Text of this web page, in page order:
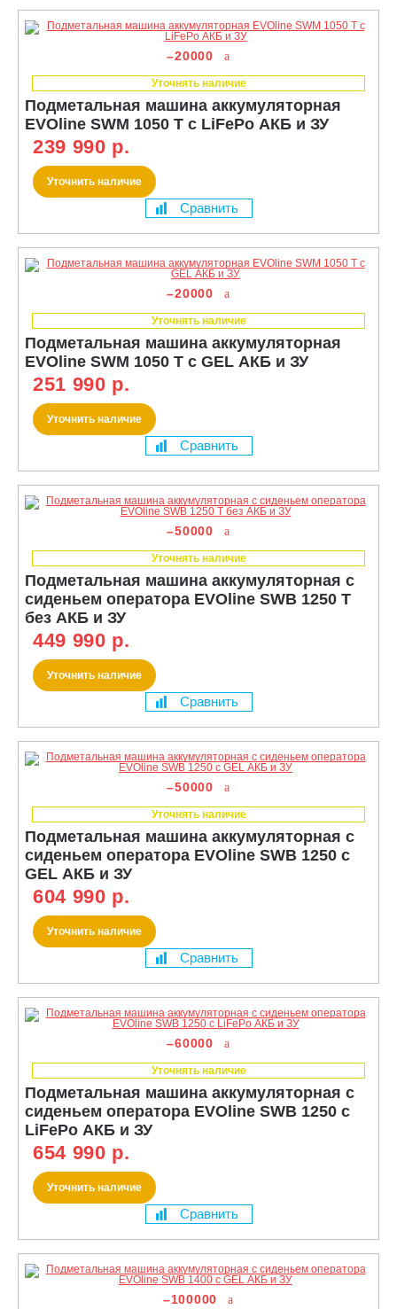
–20000
Уточнять наличие
Подметальная машина аккумуляторная
EVOline SWM 1050 T с LiFePo АКБ и ЗУ
239 990 р.
Уточнить наличие
Сравнить
–20000
Уточнять наличие
Подметальная машина аккумуляторная
EVOline SWM 1050 T с GEL АКБ и ЗУ
251 990 р.
Уточнить наличие
Сравнить
–50000
Уточнять наличие
Подметальная машина аккумуляторная с
сиденьем оператора EVOline SWB 1250 T
без АКБ и ЗУ
449 990 р.
Уточнить наличие
Сравнить
–50000
Уточнять наличие
Подметальная машина аккумуляторная с
сиденьем оператора EVOline SWB 1250 с
GEL АКБ и ЗУ
604 990 р.
Уточнить наличие
Сравнить
–60000
Уточнять наличие
Подметальная машина аккумуляторная с
сиденьем оператора EVOline SWB 1250 с
LiFePo АКБ и ЗУ
654 990 р.
Уточнить наличие
Сравнить
–100000